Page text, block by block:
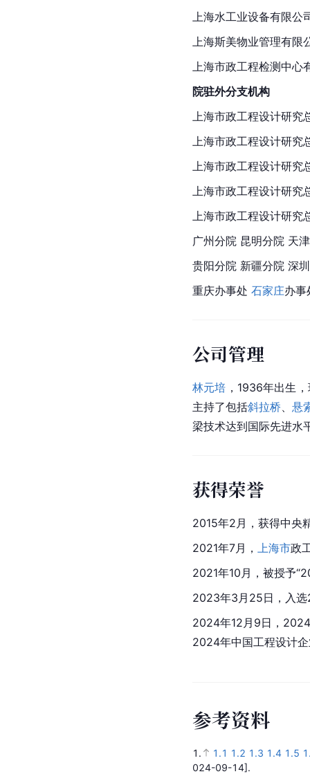
上海水工业设备有限
上海斯美物业管理有
上海市政工程检测中心
院驻外分支机构
上海市政工程设计研
上海市政工程设计研
上海市政工程设计研
上海市政工程设计研
上海市政工程设计研
广州分院 昆明分院 天
贵阳分院 新疆分院 深圳
重庆办事处 石家庄办事
公司管理
林元培 ，1936年出生
主持了包括斜拉桥
悬
梁技术达到国际先进水
获得荣誉
2015年2月，获得中央
2021年7月，
上海市政
2021年10月，被授予
2023年3月25日，入
2024年12月9日，
2024年中国工程设计
参考资料
1. 1.1 1.2 1.3 1.4 1.5
024-09-14].